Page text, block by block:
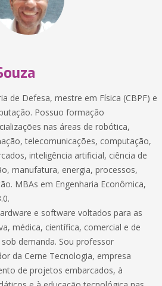
de Defesa, mestre em Física (CBPF) e
Possuo formação
nas áreas de robótica,
telecomunicações, computação,
inteligência artificial, ciência de
manufatura, energia, processos,
MBAs em Engenharia Econômica,
e software voltados para as
médica, científica, comercial e de
demanda. Sou professor
da Cerne Tecnologia, empresa
de projetos embarcados, à